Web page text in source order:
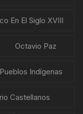
En El Siglo XVIII
Octavio Paz
Pueblos Indígenas
Castellanos